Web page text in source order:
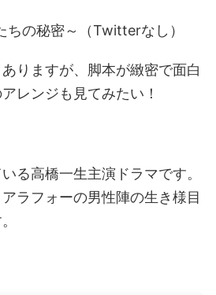
ちの秘密～（Twitterなし）
りますが、脚本が緻密で面白
レンジも見てみたい！
る高橋一生主演ドラマです。
ラフォーの男性陣の生き様目